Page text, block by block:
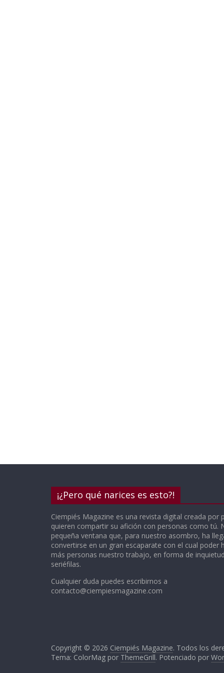
¡¿Pero qué narices es esto?!
Ciempiés Magazine es una revista digital creada por
quieren compartir su afición con personas como tú.
pequeña ventana que, para nuestro asombro, ha
convertirse en un gran escaparate con el cual poder
más personas nuestro trabajo, en forma de
seriéfilas.
Cualquier duda puedes escribirnos a
contacto@ciempiesmagazine.com
Copyright © 2026 Ciempiés Magazine. Todos los
Tema: ColorMag por ThemeGrill. Potenciado por